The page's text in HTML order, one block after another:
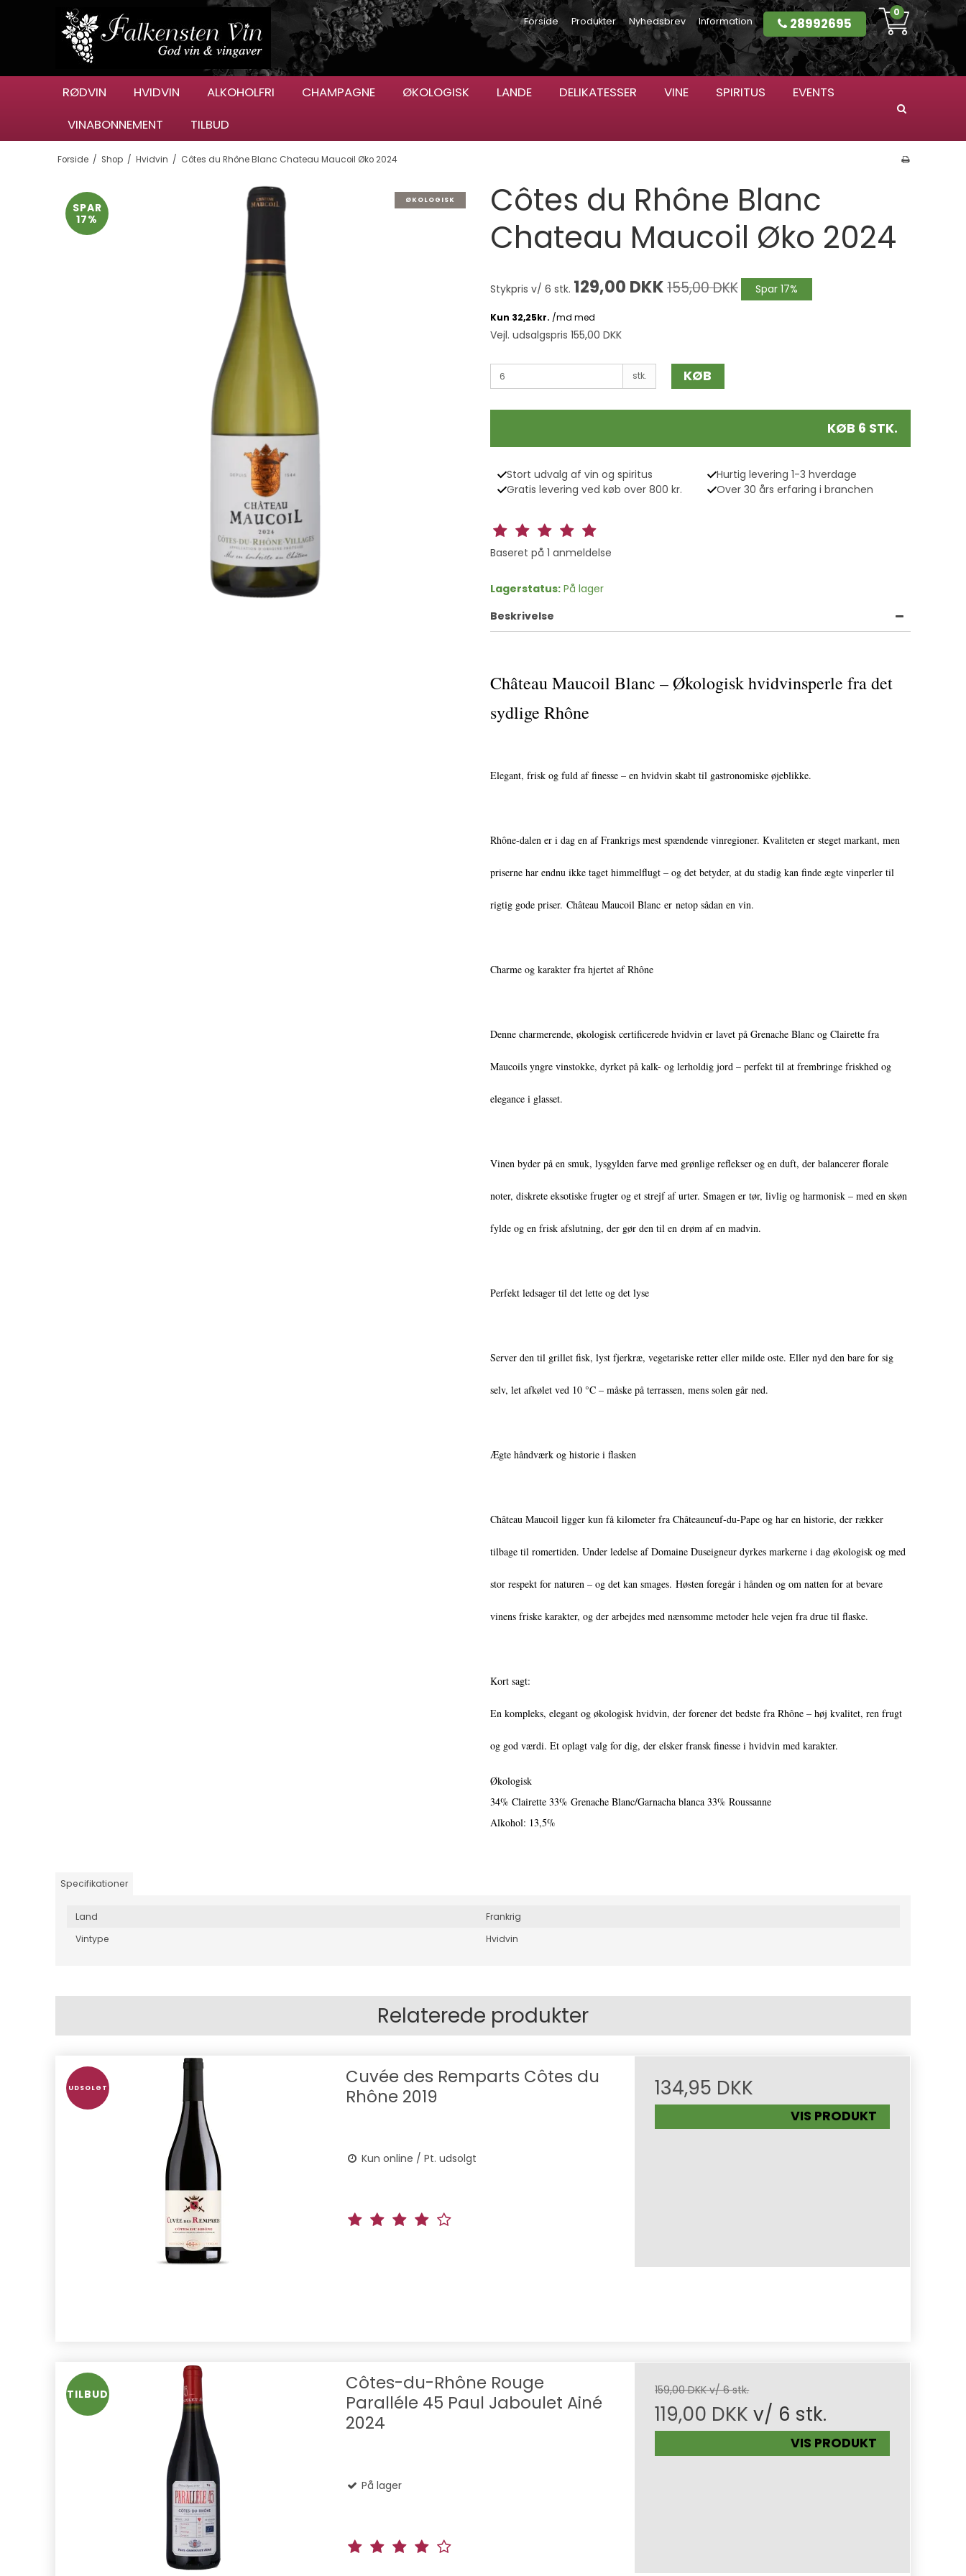
Forside Produkter Nyhedsbrev Information 28992695
0
RØDVIN HVIDVIN ALKOHOLFRI CHAMPAGNE ØKOLOGISK LANDE DELIKATESSER VINE SPIRITUS
EVENTS
VINABONNEMENT
TILBUD
Forside / Shop / Hvidvin / Côtes du Rhône Blanc Chateau Maucoil Øko 2024
SPAR
17%
ØKOLOGISK
Côtes du Rhône Blanc
Chateau Maucoil Øko 2024
Stykpris v/ 6 stk. 129,00 DKK155,00 DKK Spar 17%
Vejl. udsalgspris 155,00 DKK
stk. KØB
KØB 6 STK.
Stort udvalg af vin og spiritus
Hurtig levering 1-3 hverdage
Gratis levering ved køb over 800 kr.
Over 30 års erfaring i branchen
Baseret på 1 anmeldelse
Lagerstatus: På lager
Beskrivelse
Château Maucoil Blanc – Økologisk hvidvinsperle fra det
sydlige Rhône
Elegant, frisk og fuld af finesse – en hvidvin skabt til gastronomiske øjeblikke.
Rhône-dalen er i dag en af Frankrigs mest spændende vinregioner. Kvaliteten er steget markant, men
priserne har endnu ikke taget himmelflugt – og det betyder, at du stadig kan finde ægte vinperler til
rigtig gode priser. Château Maucoil Blanc er netop sådan en vin.
Charme og karakter fra hjertet af Rhône
Denne charmerende, økologisk certificerede hvidvin er lavet på Grenache Blanc og Clairette fra
Maucoils yngre vinstokke, dyrket på kalk- og lerholdig jord – perfekt til at frembringe friskhed og
elegance i glasset.
Vinen byder på en smuk, lysgylden farve med grønlige reflekser og en duft, der balancerer florale
noter, diskrete eksotiske frugter og et strejf af urter. Smagen er tør, livlig og harmonisk – med en skøn
fylde og en frisk afslutning, der gør den til en drøm af en madvin.
Perfekt ledsager til det lette og det lyse
Server den til grillet fisk, lyst fjerkræ, vegetariske retter eller milde oste. Eller nyd den bare for sig
selv, let afkølet ved 10 °C – måske på terrassen, mens solen går ned.
Ægte håndværk og historie i flasken
Château Maucoil ligger kun få kilometer fra Châteauneuf-du-Pape og har en historie, der rækker
tilbage til romertiden. Under ledelse af Domaine Duseigneur dyrkes markerne i dag økologisk og med
stor respekt for naturen – og det kan smages. Høsten foregår i hånden og om natten for at bevare
vinens friske karakter, og der arbejdes med nænsomme metoder hele vejen fra drue til flaske.
Kort sagt:
En kompleks, elegant og økologisk hvidvin, der forener det bedste fra Rhône – høj kvalitet, ren frugt
og god værdi. Et oplagt valg for dig, der elsker fransk finesse i hvidvin med karakter.
Økologisk
34% Clairette 33% Grenache Blanc/Garnacha blanca 33% Roussanne
Alkohol: 13,5%
Specifikationer
Land
Frankrig
Vintype
Hvidvin
Relaterede produkter
UDSOLGT
Cuvée des Remparts Côtes du
Rhône 2019
Kun online / Pt. udsolgt
134,95 DKK
VIS PRODUKT
TILBUD
Côtes-du-Rhône Rouge
Paralléle 45 Paul Jaboulet Ainé
2024
På lager
159,00 DKK v/ 6 stk.
119,00 DKK v/ 6 stk.
VIS PRODUKT